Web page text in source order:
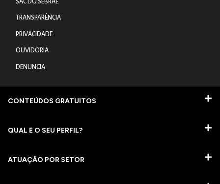
SAC DO SEBRAE
TRANSPARÊNCIA
PRIVACIDADE
OUVIDORIA
DENUNCIA
CONTEÚDOS GRATUITOS
QUAL É O SEU PERFIL?
ATUAÇÃO POR SETOR